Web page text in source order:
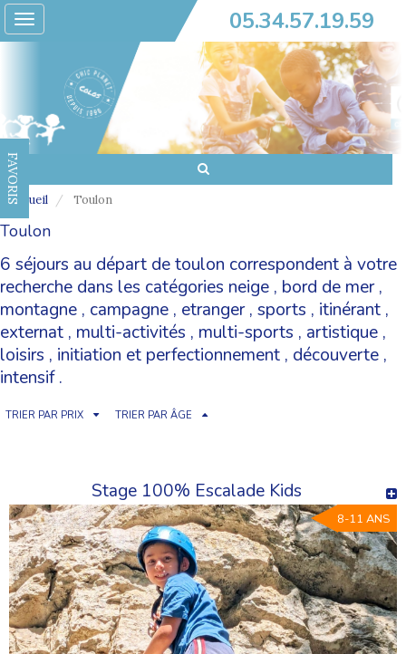
Toggle
navigation
05.34.57.19.59
FAVORIS
Accueil Toulon
Toulon
6 séjours au départ de toulon correspondent à votre
recherche dans les catégories neige , bord de mer,
montagne , campagne , etranger, sports , itinérant ,
externat , multi-activités , multi-sports , artistique ,
loisirs , initiation et perfectionnement , découverte ,
intensif.
TRIER PAR PRIX TRIER PAR ÂGE
Stage 100% Escalade Kids
8-11 ANS